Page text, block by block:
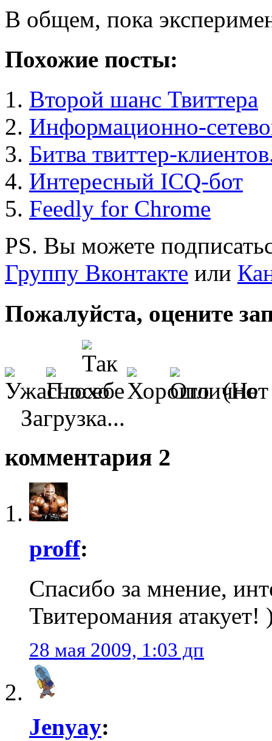
В общем, пока
Похожие посты:
Второй шанс Твиттера
Информационно-
Битва твиттер-
Интересный ICQ-бот
Feedly for Chrome
PS. Вы можете
Группу Вконтакте или
Пожалуйста, оцените
(Нет
Загрузка...
комментария 2
proff:
Спасибо за мнение,
Твитеромания атакует!
28 мая 2009, 1:03 дп
Jenyay: